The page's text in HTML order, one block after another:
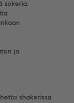
sokeria,
ja
shakerissa